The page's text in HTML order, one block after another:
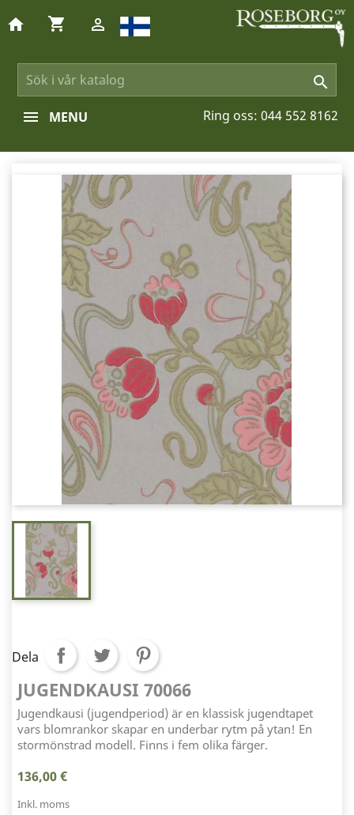

home shopping_cart 
Ring oss: 044 552 8162
MENU
Dela
JUGENDKAUSI 70066
Jugendkausi (jugendperiod) är en klassisk jugendtapet
vars blomrankor skapar en underbar rytm på ytan! En
stormönstrad modell. Finns i fem olika färger.
136,00 €
Inkl. moms